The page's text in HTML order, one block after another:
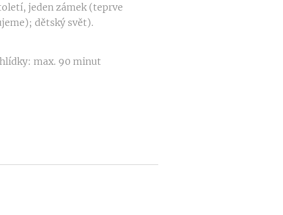
jeden zámek (teprve
dětský svět).
max. 90 minut